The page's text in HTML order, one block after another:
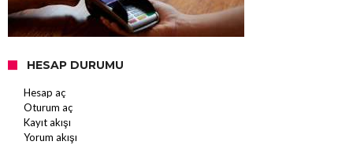
HESAP DURUMU
Hesap aç
Oturum aç
Kayıt akışı
Yorum akışı